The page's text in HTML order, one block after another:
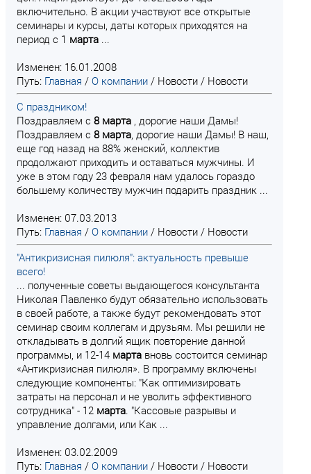
включительно. В акции участвуют все открытые
семинары и курсы, даты которых приходятся на
период с 1 марта ...
Изменен: 16.01.2008
Путь: Главная / О компании / Новости / Новости
С праздником!
Поздравляем с 8 марта , дорогие наши Дамы!
Поздравляем с 8 марта, дорогие наши Дамы! В наш,
еще год назад на 88% женский, коллектив
продолжают приходить и оставаться мужчины. И
уже в этом году 23 февраля нам удалось гораздо
большему количеству мужчин подарить праздник ...
Изменен: 07.03.2013
Путь: Главная / О компании / Новости / Новости
"Антикризисная пилюля": актуальность превыше
всего!
... полученные советы выдающегося консультанта
Николая Павленко будут обязательно использовать
в своей работе, а также будут рекомендовать этот
семинар своим коллегам и друзьям. Мы решили не
откладывать в долгий ящик повторение данной
программы, и 12-14 марта вновь состоится семинар
«Антикризисная пилюля». В программу включены
следующие компоненты: "Как оптимизировать
затраты на персонал и не уволить эффективного
сотрудника" - 12 марта. "Кассовые разрывы и
управление долгами, или Как ...
Изменен: 03.02.2009
Путь: Главная / О компании / Новости / Новости